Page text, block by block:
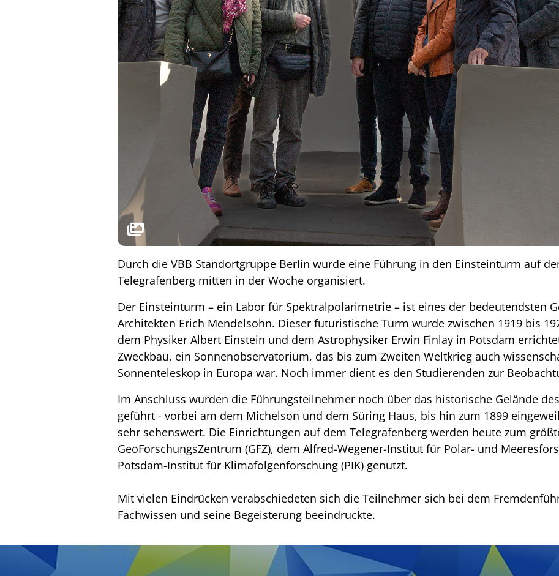
Durch die VBB Standortgruppe Berlin wurde eine Führung in den Einsteinturm auf
Telegrafenberg mitten in der Woche organisiert.
Der Einsteinturm – ein Labor für Spektralpolarimetrie – ist eines der bedeutendsten
Architekten Erich Mendelsohn. Dieser futuristische Turm wurde zwischen 1919 bis
dem Physiker Albert Einstein und dem Astrophysiker Erwin Finlay in Potsdam
Zweckbau, ein Sonnenobservatorium, das bis zum Zweiten Weltkrieg auch
Sonnenteleskop in Europa war. Noch immer dient es den Studierenden zur
Im Anschluss wurden die Führungsteilnehmer noch über das historische Gelände
geführt - vorbei am dem Michelson und dem Süring Haus, bis hin zum 1899
sehr sehenswert. Die Einrichtungen auf dem Telegrafenberg werden heute zum
GeoForschungsZentrum (GFZ), dem Alfred-Wegener-Institut für Polar- und
Potsdam-Institut für Klimafolgenforschung (PIK) genutzt.
Mit vielen Eindrücken verabschiedeten sich die Teilnehmer sich bei dem
Fachwissen und seine Begeisterung beeindruckte.